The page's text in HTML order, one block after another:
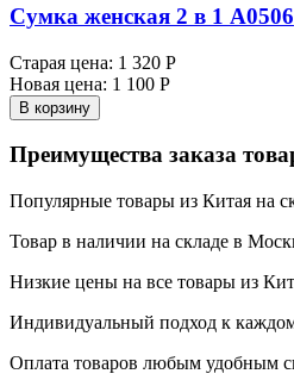
Сумка женская 2 в 1 А0506
Старая цена: 1 320 Р
Новая цена: 1 100 Р
В корзину
Преимущества заказа
Популярные товары из Китая на
Товар в наличии на складе в
Низкие цены на все товары из
Индивидуальный подход к
Оплата товаров любым удобным